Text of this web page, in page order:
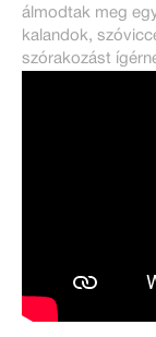
álmodtak meg
kalandok,
szórakozást